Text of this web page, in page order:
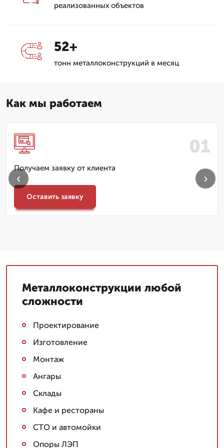
реализованных объектов
52+
тонн металлоконструкций в месяц
Как мы работаем
Получаем заявку от клиента
Оставить заявку
‹ ›
Металлоконструкции любой
сложности
Проектирование
Изготовление
Монтаж
Ангары
Склады
Кафе и рестораны
СТО и автомойки
Опоры ЛЭП